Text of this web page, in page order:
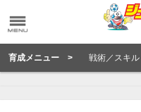
育成メニュー > 戦術／スキル